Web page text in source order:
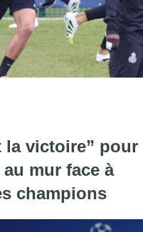
des Champions :
la victoire” pour
mur face à
champions